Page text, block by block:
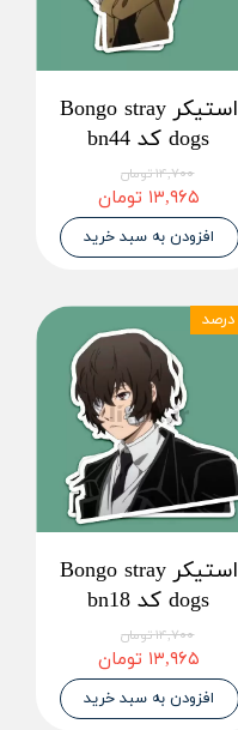
استیکر Bongo stray
dogs کد bn44
۱۴,۷۰۰ تومان
۱۳,۹۶۵ تومان
افزودن به سبد خرید
استیکر Bongo stray
dogs کد bn18
۱۴,۷۰۰ تومان
۱۳,۹۶۵ تومان
افزودن به سبد خرید